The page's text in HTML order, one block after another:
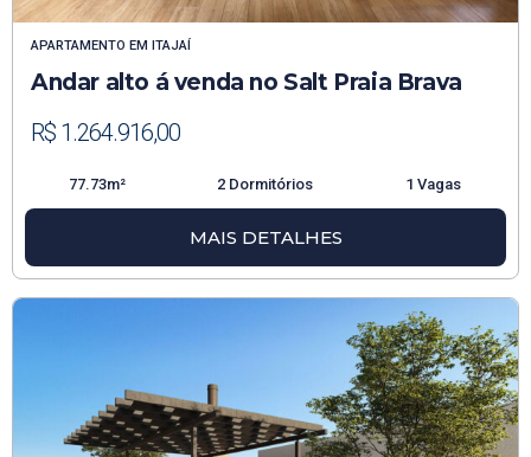
APARTAMENTO EM ITAJAÍ
Andar alto á venda no Salt Praia Brava
R$ 1.264.916,00
77.73m² 2 Dormitórios 1 Vagas
MAIS DETALHES